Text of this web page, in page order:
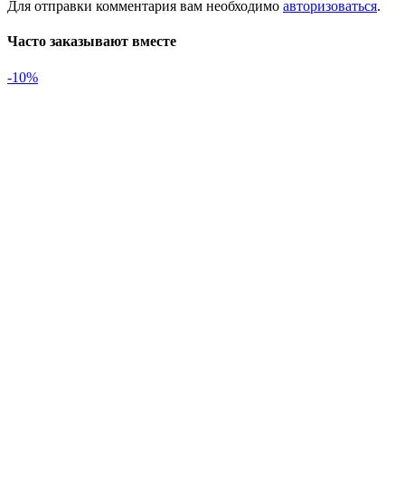
Для отправки комментария вам необходимо авторизоваться.
Часто заказывают вместе
-10%